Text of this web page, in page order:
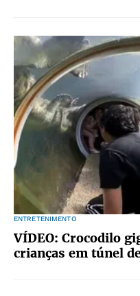
ENTRETENIMENTO
VÍDEO: Crocodilo
crianças em túnel